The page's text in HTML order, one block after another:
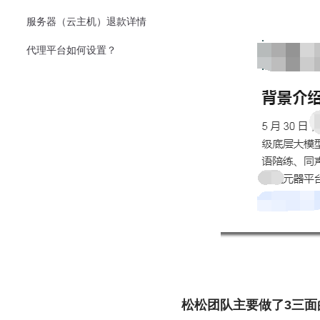
服务器（云主机）退款详情
代理平台如何设置？
松松团队主要做了3三